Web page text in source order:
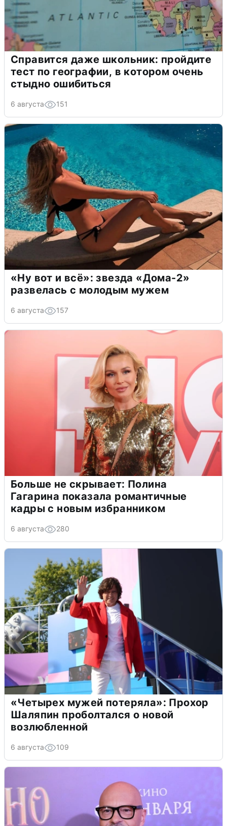
Справится даже школьник: пройдите
тест по географии, в котором очень
стыдно ошибиться
6 августа 151
«Ну вот и всё»: звезда «Дома-2»
развелась с молодым мужем
6 августа 157
Больше не скрывает: Полина
Гагарина показала романтичные
кадры с новым избранником
6 августа 280
«Четырех мужей потеряла»: Прохор
Шаляпин проболтался о новой
возлюбленной
6 августа 109